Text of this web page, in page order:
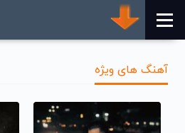
آهنگ های ویژه